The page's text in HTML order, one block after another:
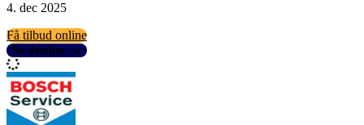
4. dec 2025
Få tilbud online
Se detaljer